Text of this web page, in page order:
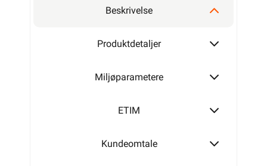
Beskrivelse
Produktdetaljer
Miljøparametere
ETIM
Kundeomtale